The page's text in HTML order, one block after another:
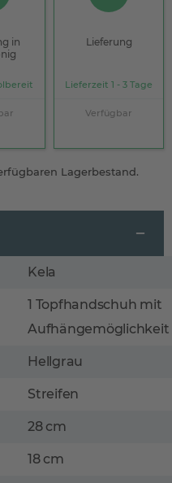
in
Lieferung
Lieferzeit 1 - 3 Tage
Verfügbar
Lagerbestand.
Kela
1 Topfhandschuh mit
Aufhängemöglichkeit
Hellgrau
Streifen
28 cm
18 cm